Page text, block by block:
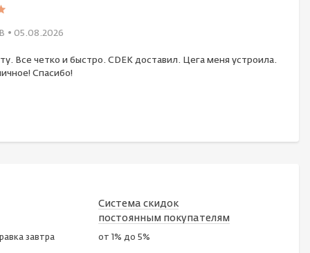
• 05.08.2026
Все четко и быстро. CDEK доставил. Цега меня устроила.
Спасибо!
завтра
Система скидок
постоянным покупателям
от 1% до 5%